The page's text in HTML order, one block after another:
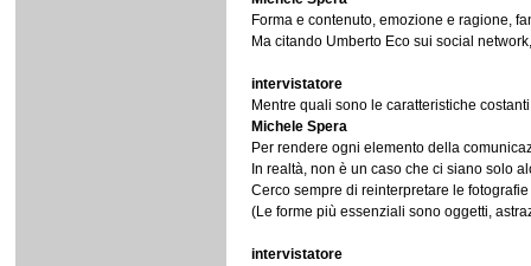
Forma e contenuto, emozione e ragione,
Ma citando Umberto Eco sui social
intervistatore
Mentre quali sono le caratteristiche
Michele Spera
Per rendere ogni elemento della
In realtà, non è un caso che ci siano solo
Cerco sempre di reinterpretare le
(Le forme più essenziali sono oggetti,
intervistatore